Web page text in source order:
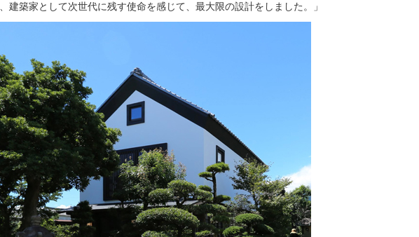
築家として次世代に残す使命を感じて、最大限の設計をしました。」